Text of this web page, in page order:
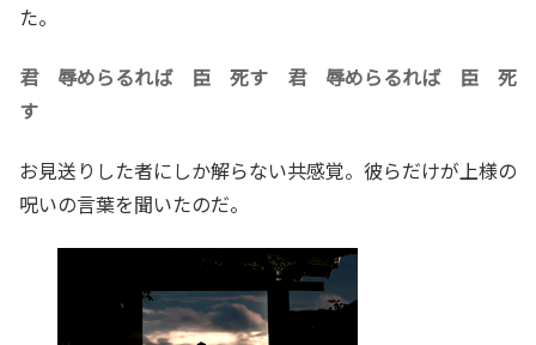
た。
君 辱めらるれば 臣 死す 君 辱めらるれば 臣 死
す
お見送りした者にしか解らない共感覚。彼らだけが上様の
呪いの言葉を聞いたのだ。